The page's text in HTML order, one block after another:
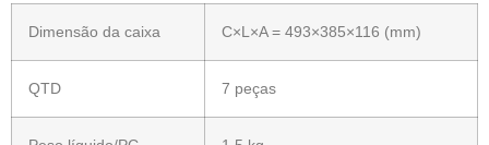
Dimensão da caixa C×L×A = 493×385×116 (mm)
QTD 7 peças